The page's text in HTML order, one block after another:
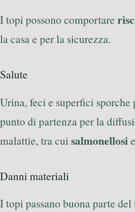
I topi possono comportare
la casa e per la sicurezza.
Salute
Urina, feci e superfici sporche
punto di partenza per la
malattie, tra cui salmonellosie
Danni materiali
I topi passano buona parte